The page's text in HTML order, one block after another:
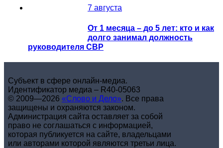
7 августа
От 1 месяца – до 5 лет: кто и как
долго занимал должность
руководителя СВР
Субъект в сфере онлайн-медиа.
Идентификатор медиа – R40-05063
© 2009—2026 «Слово и Дело». Все права
защищены и охраняются законом.
Администрация сайта оставляет за собой
право не соглашаться с информацией,
которая публикуется на сайте, владельцами
или авторами которой являются третьи лица.